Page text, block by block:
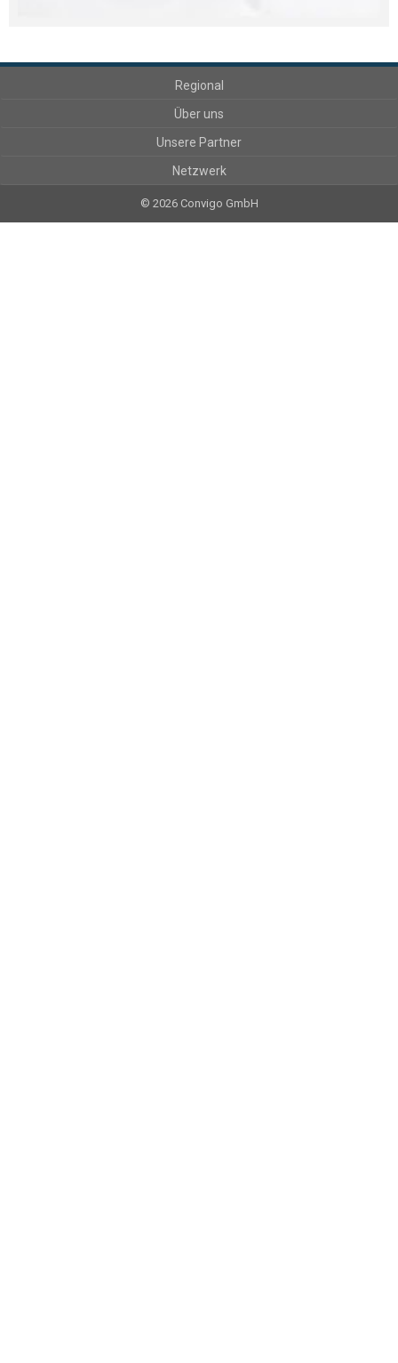
Regional
Über uns
Unsere Partner
Netzwerk
© 2026 Convigo GmbH